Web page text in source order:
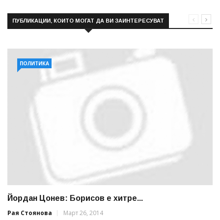
ПУБЛИКАЦИИ, КОИТО МОГАТ ДА ВИ ЗАИНТЕРЕСУВАТ
ПОЛИТИКА
Йордан Цонев: Борисов е хитре...
Рая Стоянова
Март 26, 2014